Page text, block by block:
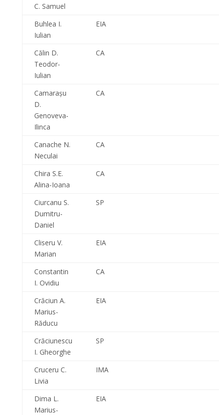
C. Samuel
Buhlea I.
Iulian
EIA
Călin D.
Teodor-
Iulian
CA
Camaraşu
D.
Genoveva-
Ilinca
CA
Canache N.
Neculai
CA
Chira S.E.
Alina-Ioana
CA
Ciurcanu S.
Dumitru-
Daniel
SP
Cliseru V.
Marian
EIA
Constantin
I. Ovidiu
CA
Crăciun A.
Marius-
Răducu
EIA
Crăciunescu
I. Gheorghe
SP
Cruceru C.
Livia
IMA
Dima L.
Marius-
EIA